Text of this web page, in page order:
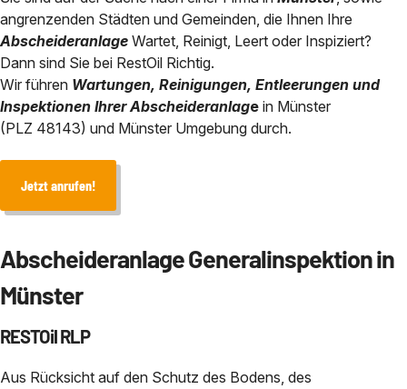
Abscheidersanierung
Chemisch physikalische
Bauhof / Feuerwehr
Service in der Nähe von
Baden-Württemberg
Über uns
Kontakt
angrenzenden Städten und Gemeinden, die Ihnen Ihre
Abscheideranlage Wartet, Reinigt, Leert oder Inspiziert?
Dann sind Sie bei RestOil Richtig.
Wir führen Wartungen, Reinigungen, Entleerungen und
Inspektionen Ihrer Abscheideranlage in Münster
(PLZ 48143) und Münster Umgebung durch.
Jetzt anrufen!
Abscheideranlage Generalinspektion in
Münster
RESTOil RLP
Aus Rücksicht auf den Schutz des Bodens, des